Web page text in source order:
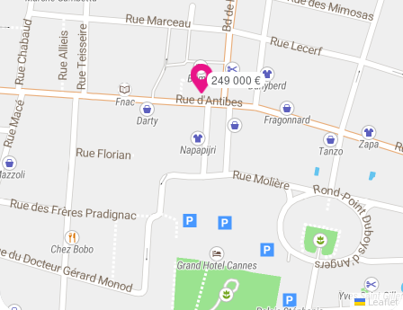
249 000 €
Leaflet